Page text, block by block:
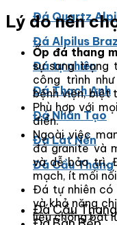
Đá Quartz
Đá Alpilus
Đá tự nhiên
Đá Thạch Anh
Đá Nhân Tạo
Đá Lát Nền
Đá Cầu Thang
Đá Cầu Thang
Lý do nên
Ốp đá thang
sự sang trọng
công trình
bệnh viện, biệt
Phù hợp với
điển.
Ngoài việc
đá granite và
và dễ bảo trì.
mạch, ít mối
Đá tự nhiên có
và khả năng
liệu chống bắt